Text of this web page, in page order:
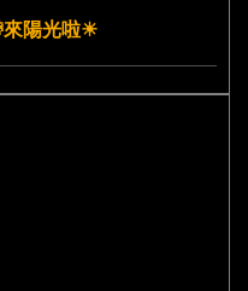
來陽光啦☀